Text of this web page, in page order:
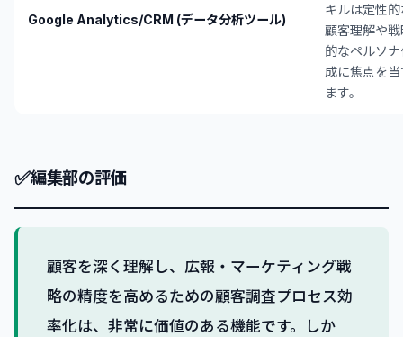
Google Analytics/CRM (データ分析ツール)
キルは定性的
顧客理解や戦
的なペルソナ
成に焦点を当
ます。
✅編集部の評価
顧客を深く理解し、広報・マーケティング戦
略の精度を高めるための顧客調査プロセス効
率化は、非常に価値のある機能です。しか